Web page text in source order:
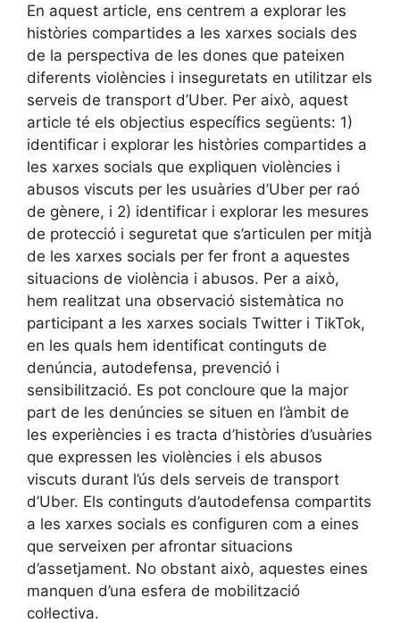
En aquest article, ens centrem a explorar les
històries compartides a les xarxes socials des
de la perspectiva de les dones que pateixen
diferents violències i inseguretats en utilitzar els
serveis de transport d’Uber. Per això, aquest
article té els objectius específics següents: 1)
identificar i explorar les històries compartides a
les xarxes socials que expliquen violències i
abusos viscuts per les usuàries d’Uber per raó
de gènere, i 2) identificar i explorar les mesures
de protecció i seguretat que s’articulen per mitjà
de les xarxes socials per fer front a aquestes
situacions de violència i abusos. Per a això,
hem realitzat una observació sistemàtica no
participant a les xarxes socials Twitter i TikTok,
en les quals hem identificat continguts de
denúncia, autodefensa, prevenció i
sensibilització. Es pot concloure que la major
part de les denúncies se situen en l’àmbit de
les experiències i es tracta d’històries d’usuàries
que expressen les violències i els abusos
viscuts durant l’ús dels serveis de transport
d’Uber. Els continguts d’autodefensa compartits
a les xarxes socials es configuren com a eines
que serveixen per afrontar situacions
d’assetjament. No obstant això, aquestes eines
manquen d’una esfera de mobilització
col·lectiva.